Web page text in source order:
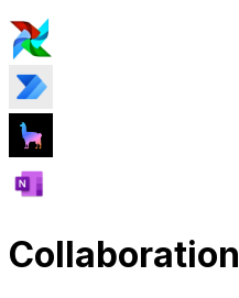
Collaboration